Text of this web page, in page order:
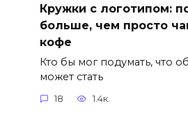
Кружки с логотипом:
больше, чем просто
кофе
Кто бы мог подумать, что
может стать
18 1.4к.